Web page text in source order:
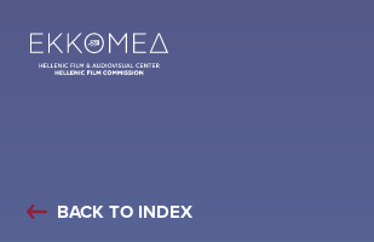
BACK TO INDEX